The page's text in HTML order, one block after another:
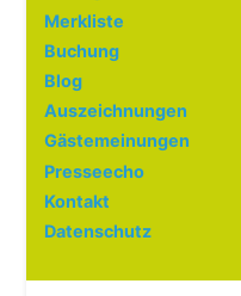
Merkliste
Buchung
Blog
Auszeichnungen
Gästemeinungen
Presseecho
Kontakt
Datenschutz